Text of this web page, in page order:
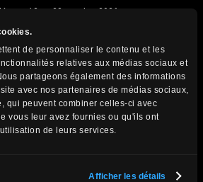
de personnaliser le contenu et les
relatives aux médias sociaux et
partageons également des informations
avec nos partenaires de médias sociaux,
qui peuvent combiner celles-ci avec
vous leur avez fournies ou qu'ils ont
de leurs services.
Afficher les détails
: 12 au 28 octobre 2026